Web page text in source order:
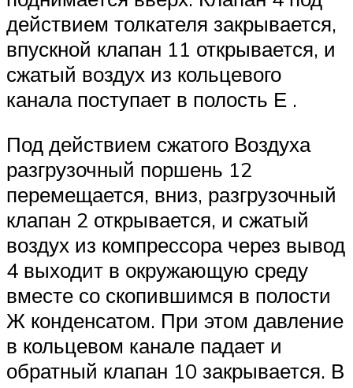
действием толкателя закрывается,
впускной клапан 11 открывается, и
сжатый воздух из кольцевого
канала поступает в полость Е .
Под действием сжатого Воздуха
разгрузочный поршень 12
перемещается, вниз, разгрузочный
клапан 2 открывается, и сжатый
воздух из компрессора через вывод
4 выходит в окружающую среду
вместе со скопившимся в полости
Ж конденсатом. При этом давление
в кольцевом канале падает и
обратный клапан 10 закрывается. В